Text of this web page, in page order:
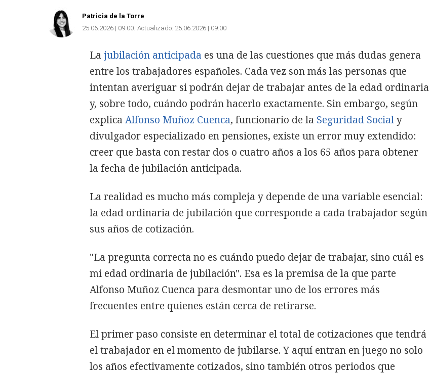
Patricia de la Torre
25.06.2026 | 09:00 Actualizado: 25.06.2026 | 09:00
La jubilación anticipada es una de las cuestiones que más dudas genera
entre los trabajadores españoles. Cada vez son más las personas que
intentan averiguar si podrán dejar de trabajar antes de la edad ordinaria
y, sobre todo, cuándo podrán hacerlo exactamente. Sin embargo, según
explica Alfonso Muñoz Cuenca, funcionario de la Seguridad Socialy
divulgador especializado en pensiones, existe un error muy extendido:
creer que basta con restar dos o cuatro años a los 65 años para obtener
la fecha de jubilación anticipada.
La realidad es mucho más compleja y depende de una variable esencial:
la edad ordinaria de jubilación que corresponde a cada trabajador según
sus años de cotización.
"La pregunta correcta no es cuándo puedo dejar de trabajar, sino cuál es
mi edad ordinaria de jubilación". Esa es la premisa de la que parte
Alfonso Muñoz Cuenca para desmontar uno de los errores más
frecuentes entre quienes están cerca de retirarse.
El primer paso consiste en determinar el total de cotizaciones que tendrá
el trabajador en el momento de jubilarse. Y aquí entran en juego no solo
los años efectivamente cotizados, sino también otros periodos que